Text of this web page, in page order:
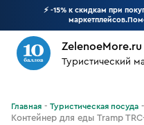
⚡ -15% к скидкам при
ZelenoeMore.ru
Туристический
Главная Туристическая посуда
Контейнер для еды Tramp